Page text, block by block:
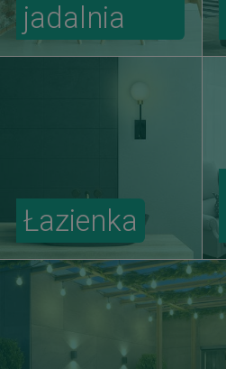
jadalnia
Łazienka